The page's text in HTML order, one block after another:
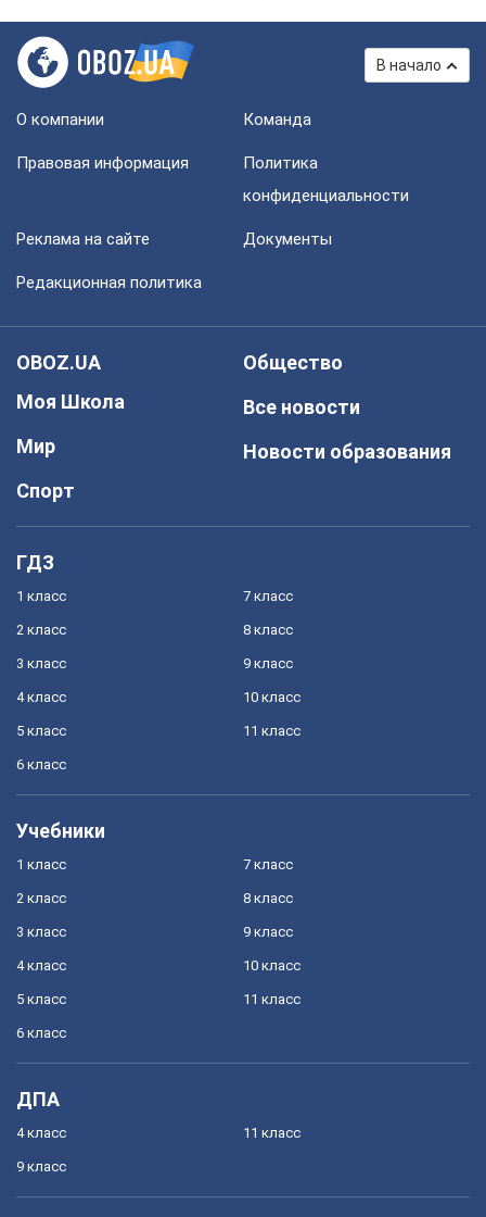
В начало
О компании Команда
Правовая информация
Политика
конфиденциальности
Реклама на сайте Документы
Редакционная политика
OBOZ.UA
Моя Школа
Мир
Спорт
Общество
Все новости
Новости образования
ГДЗ
1 класс
2 класс
3 класс
4 класс
5 класс
6 класс
7 класс
8 класс
9 класс
10 класс
11 класс
Учебники
1 класс
2 класс
3 класс
4 класс
5 класс
6 класс
7 класс
8 класс
9 класс
10 класс
11 класс
ДПА
4 класс
9 класс
11 класс